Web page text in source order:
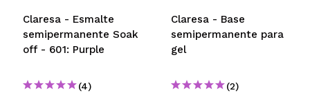
Claresa - Esmalte
semipermanente Soak
off - 601: Purple
(4)
Claresa - Base
semipermanente para
gel
(2)